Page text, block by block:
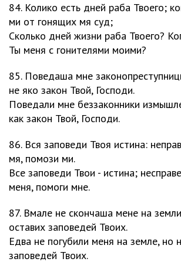
84. Колико есть дней раба Твоего;
ми от гонящих мя суд;
Сколько дней жизни раба Твоего?
Ты меня с гонителями моими?
85. Поведаша мне
не яко закон Твой, Господи.
Поведали мне беззаконники
как закон Твой, Господи.
86. Вся заповеди Твоя истина:
мя, помози ми.
Все заповеди Твои - истина;
меня, помоги мне.
87. Вмале не скончаша мене на
оставих заповедей Твоих.
Едва не погубили меня на земле, но
заповедей Твоих.